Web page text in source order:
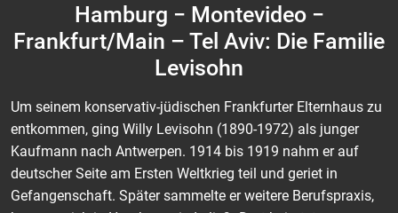
Hamburg − Montevideo −
Frankfurt/Main – Tel Aviv: Die Familie
Levisohn
Um seinem konservativ-jüdischen Frankfurter Elternhaus zu
entkommen, ging Willy Levisohn (1890-1972) als junger
Kaufmann nach Antwerpen. 1914 bis 1919 nahm er auf
deutscher Seite am Ersten Weltkrieg teil und geriet in
Gefangenschaft. Später sammelte er weitere Berufspraxis,